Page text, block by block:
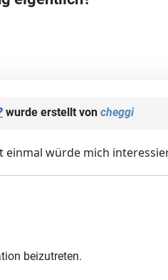
wurde erstellt von cheggi
einmal würde mich
beizutreten.